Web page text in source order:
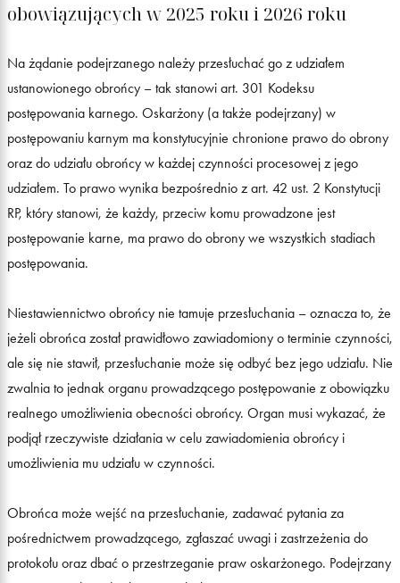
obowiązujących w 2025 roku i 2026 roku
Na żądanie podejrzanego należy przesłuchać go z udziałem
ustanowionego obrońcy – tak stanowi art. 301 Kodeksu
postępowania karnego. Oskarżony (a także podejrzany) w
postępowaniu karnym ma konstytucyjnie chronione prawo do obrony
oraz do udziału obrońcy w każdej czynności procesowej z jego
udziałem. To prawo wynika bezpośrednio z art. 42 ust. 2 Konstytucji
RP, który stanowi, że każdy, przeciw komu prowadzone jest
postępowanie karne, ma prawo do obrony we wszystkich stadiach
postępowania.
Niestawiennictwo obrońcy nie tamuje przesłuchania – oznacza to, że
jeżeli obrońca został prawidłowo zawiadomiony o terminie czynności,
ale się nie stawił, przesłuchanie może się odbyć bez jego udziału. Nie
zwalnia to jednak organu prowadzącego postępowanie z obowiązku
realnego umożliwienia obecności obrońcy. Organ musi wykazać, że
podjął rzeczywiste działania w celu zawiadomienia obrońcy i
umożliwienia mu udziału w czynności.
Obrońca może wejść na przesłuchanie, zadawać pytania za
pośrednictwem prowadzącego, zgłaszać uwagi i zastrzeżenia do
protokołu oraz dbać o przestrzeganie praw oskarżonego. Podejrzany